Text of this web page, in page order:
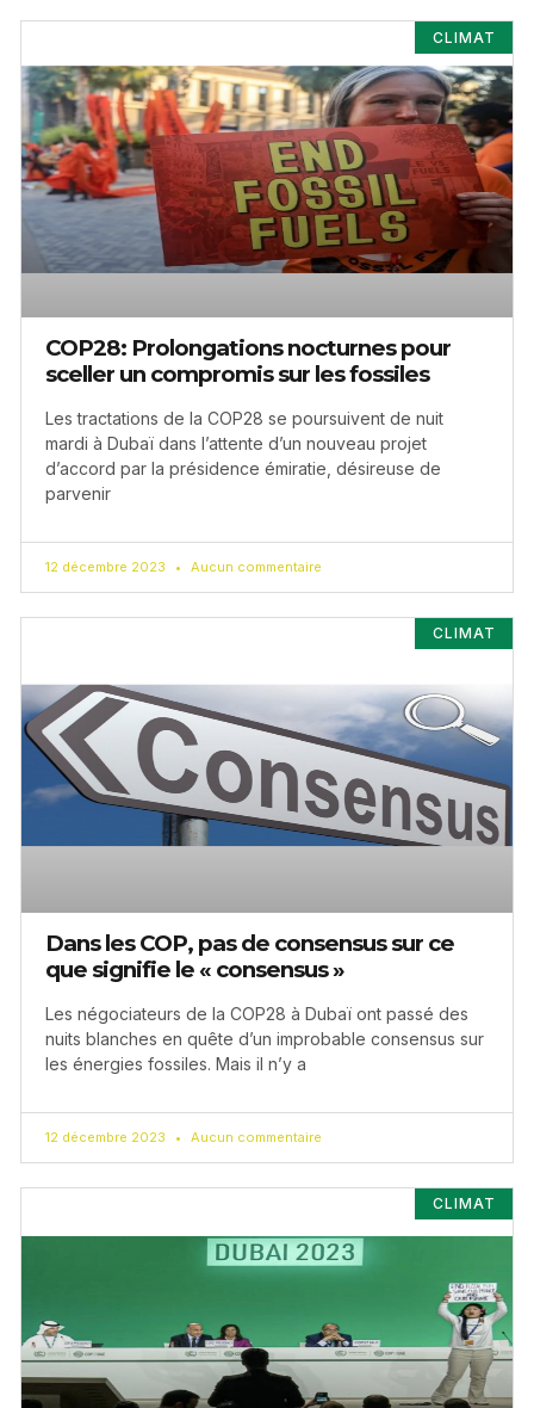
CLIMAT
COP28: Prolongations nocturnes pour
sceller un compromis sur les fossiles
Les tractations de la COP28 se poursuivent de nuit
mardi à Dubaï dans l’attente d’un nouveau projet
d’accord par la présidence émiratie, désireuse de
parvenir
12 décembre 2023 Aucun commentaire
CLIMAT
Dans les COP, pas de consensus sur ce
que signifie le « consensus »
Les négociateurs de la COP28 à Dubaï ont passé des
nuits blanches en quête d’un improbable consensus sur
les énergies fossiles. Mais il n’y a
12 décembre 2023 Aucun commentaire
CLIMAT